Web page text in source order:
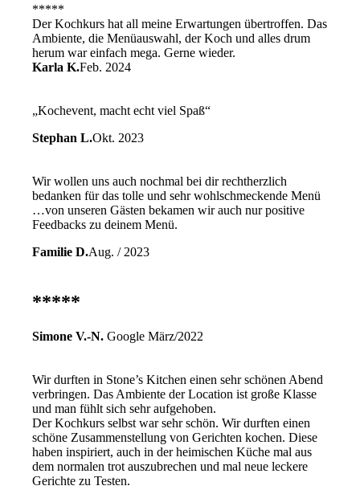
*****
Der Kochkurs hat all meine Erwartungen übertroffen. Das
Ambiente, die Menüauswahl, der Koch und alles drum
herum war einfach mega. Gerne wieder.
Karla K.Feb. 2024
„Kochevent, macht echt viel Spaß“
Stephan L.Okt. 2023
Wir wollen uns auch nochmal bei dir rechtherzlich
bedanken für das tolle und sehr wohlschmeckende Menü
…von unseren Gästen bekamen wir auch nur positive
Feedbacks zu deinem Menü.
Familie D.Aug. / 2023
*****
Simone V.-N.Google März/2022
Wir durften in Stone’s Kitchen einen sehr schönen Abend
verbringen. Das Ambiente der Location ist große Klasse
und man fühlt sich sehr aufgehoben.
Der Kochkurs selbst war sehr schön. Wir durften einen
schöne Zusammenstellung von Gerichten kochen. Diese
haben inspiriert, auch in der heimischen Küche mal aus
dem normalen trot auszubrechen und mal neue leckere
Gerichte zu Testen.